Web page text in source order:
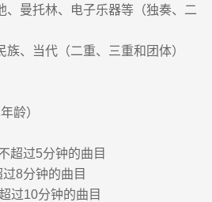
、曼托林、电子乐器等（独奏、二
族、当代（二重、三重和团体）
龄）
超过5分钟的曲目
过8分钟的曲目
过10分钟的曲目